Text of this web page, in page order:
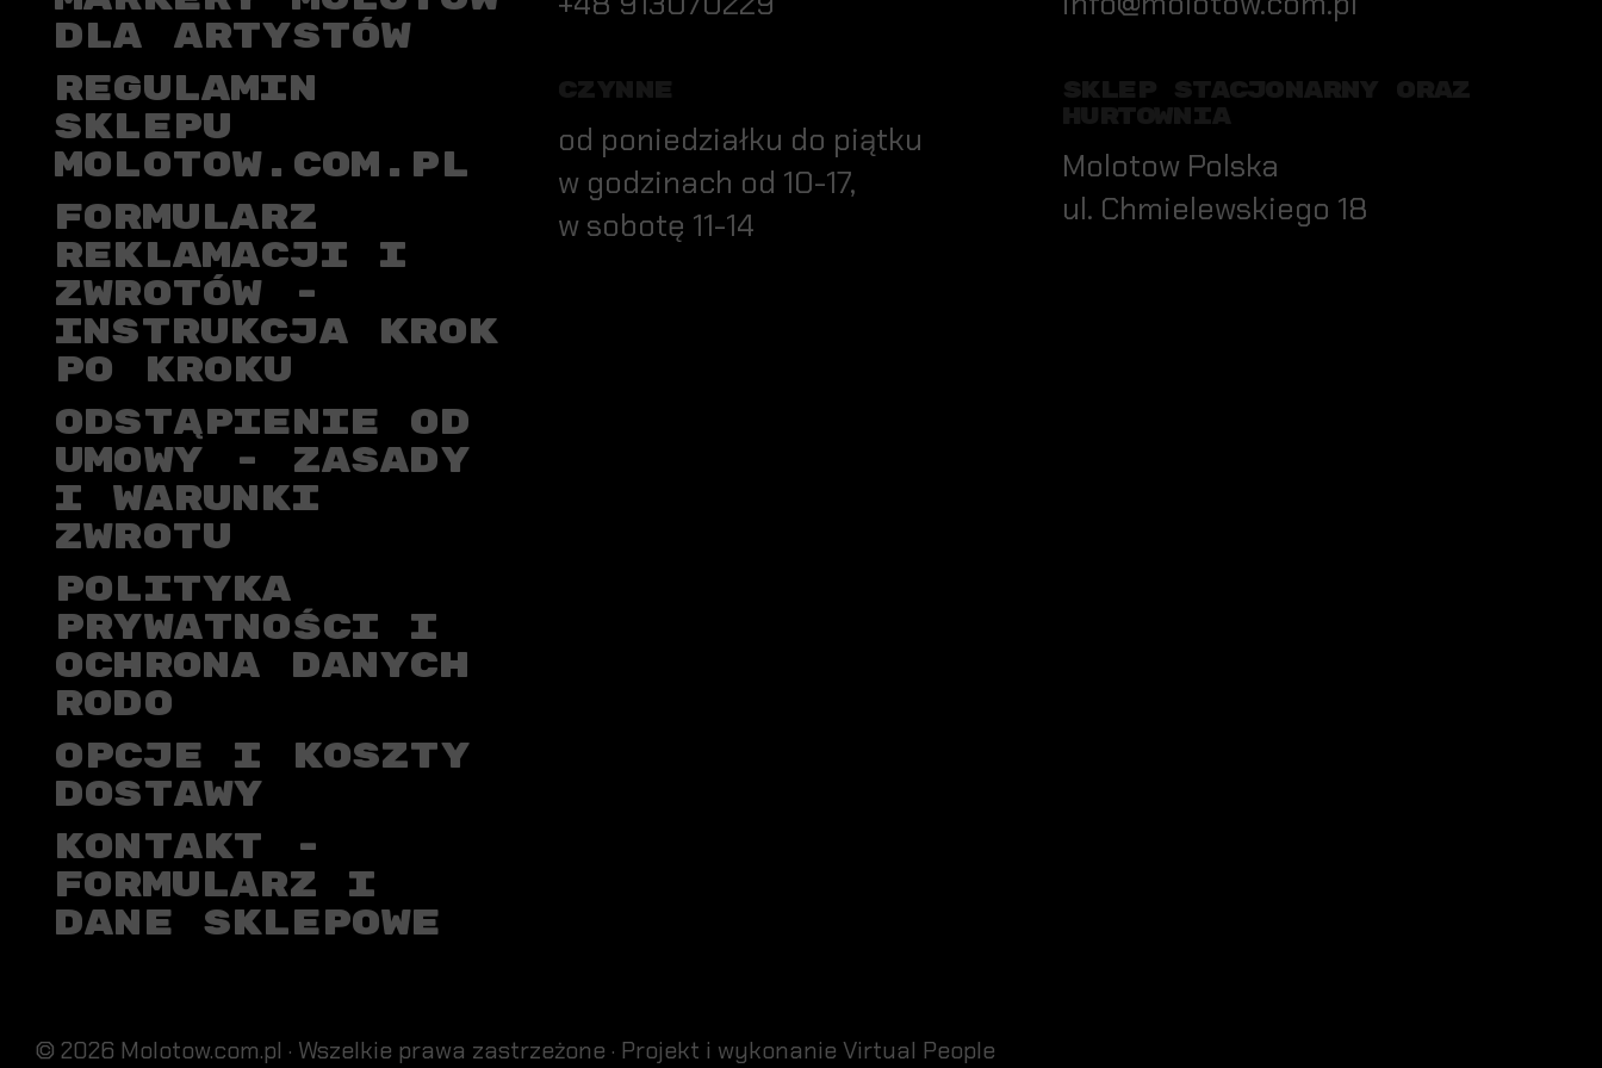
DLA ARTYSTÓW
REGULAMIN
SKLEPU
MOLOTOW.COM.PL
FORMULARZ
REKLAMACJI I
ZWROTÓW -
INSTRUKCJA KROK
PO KROKU
ODSTĄPIENIE OD
UMOWY - ZASADY
I WARUNKI
ZWROTU
POLITYKA
PRYWATNOŚCI I
OCHRONA DANYCH
RODO
OPCJE I KOSZTY
DOSTAWY
KONTAKT -
FORMULARZ I
DANE SKLEPOWE
od poniedziałku do piątku
w godzinach od 10-17,
w sobotę 11-14
Molotow Polska
ul. Chmielewskiego 18
© 2026 Molotow.com.pl · Wszelkie prawa zastrzeżone · Projekt i wykonanie Virtual People